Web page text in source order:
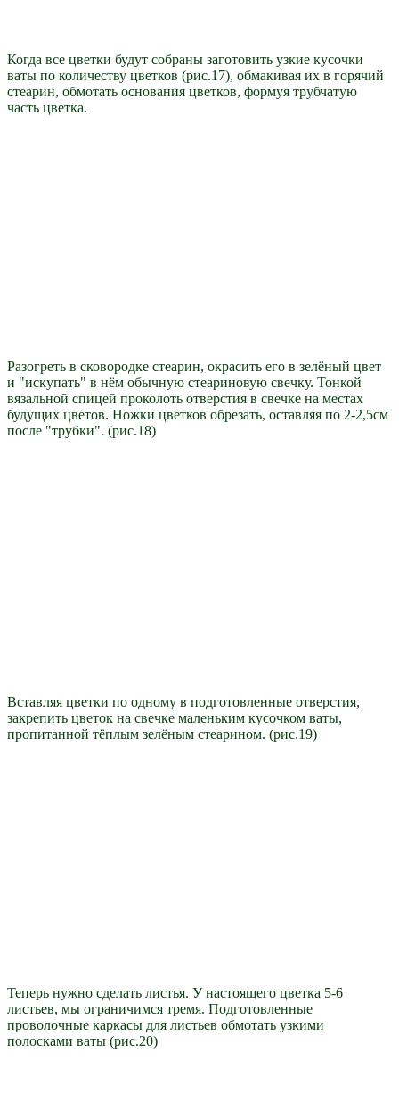
Когда все цветки будут собраны заготовить узкие кусочки
ваты по количеству цветков (рис.17), обмакивая их в горячий
стеарин, обмотать основания цветков, формуя трубчатую
часть цветка.
Разогреть в сковородке стеарин, окрасить его в зелёный цвет
и "искупать" в нём обычную стеариновую свечку. Тонкой
вязальной спицей проколоть отверстия в свечке на местах
будущих цветов. Ножки цветков обрезать, оставляя по 2-2,5см
после "трубки". (рис.18)
Вставляя цветки по одному в подготовленные отверстия,
закрепить цветок на свечке маленьким кусочком ваты,
пропитанной тёплым зелёным стеарином. (рис.19)
Теперь нужно сделать листья. У настоящего цветка 5-6
листьев, мы ограничимся тремя. Подготовленные
проволочные каркасы для листьев обмотать узкими
полосками ваты (рис.20)